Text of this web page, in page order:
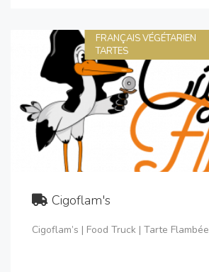
FRANÇAIS VÉGÉTARIEN
TARTES
Cigoflam's
Cigoflam’s | Food Truck | Tarte